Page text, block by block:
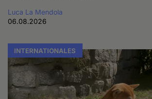
Luca La Mendola
06.08.2026
INTERNATIONALES